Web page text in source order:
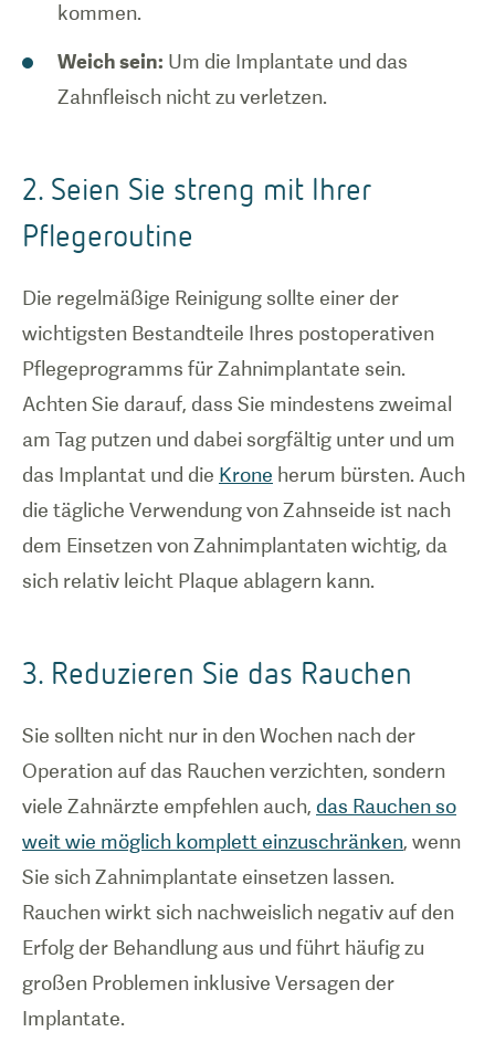
kommen.
Weich sein: Um die Implantate und das
Zahnfleisch nicht zu verletzen.
2. Seien Sie streng mit Ihrer
Pflegeroutine
Die regelmäßige Reinigung sollte einer der
wichtigsten Bestandteile Ihres postoperativen
Pflegeprogramms für Zahnimplantate sein.
Achten Sie darauf, dass Sie mindestens zweimal
am Tag putzen und dabei sorgfältig unter und um
das Implantat und die Krone herum bürsten. Auch
die tägliche Verwendung von Zahnseide ist nach
dem Einsetzen von Zahnimplantaten wichtig, da
sich relativ leicht Plaque ablagern kann.
3. Reduzieren Sie das Rauchen
Sie sollten nicht nur in den Wochen nach der
Operation auf das Rauchen verzichten, sondern
viele Zahnärzte empfehlen auch, das Rauchen so
weit wie möglich komplett einzuschränken, wenn
Sie sich Zahnimplantate einsetzen lassen.
Rauchen wirkt sich nachweislich negativ auf den
Erfolg der Behandlung aus und führt häufig zu
großen Problemen inklusive Versagen der
Implantate.